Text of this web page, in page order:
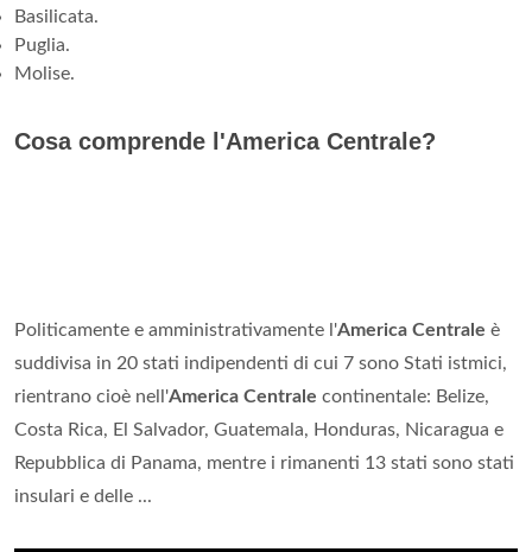
Basilicata.
Puglia.
Molise.
Cosa comprende l'America Centrale?
Politicamente e amministrativamente l'America Centrale è
suddivisa in 20 stati indipendenti di cui 7 sono Stati istmici,
rientrano cioè nell'America Centrale continentale: Belize,
Costa Rica, El Salvador, Guatemala, Honduras, Nicaragua e
Repubblica di Panama, mentre i rimanenti 13 stati sono stati
insulari e delle ...